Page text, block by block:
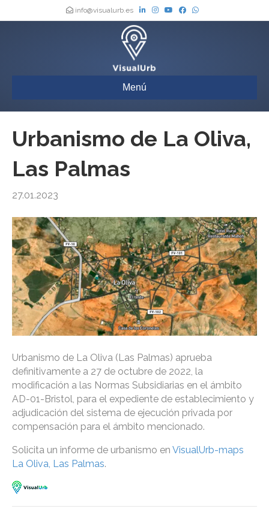
info@visualurb.es
Menú
Urbanismo de La Oliva,
Las Palmas
27.01.2023
Urbanismo de La Oliva (Las Palmas) aprueba
definitivamente a 27 de octubre de 2022, la
modificación a las Normas Subsidiarias en el ámbito
AD-01-Bristol, para el expediente de establecimiento y
adjudicación del sistema de ejecución privada por
compensación para el ámbito mencionado.
Solicita un informe de urbanismo en VisualUrb-maps
La Oliva, Las Palmas.